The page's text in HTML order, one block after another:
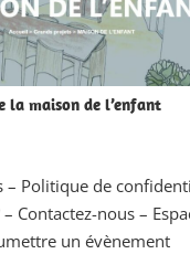
la maison de l’enfant
– Politique de
– Contactez-nous –
un évènement